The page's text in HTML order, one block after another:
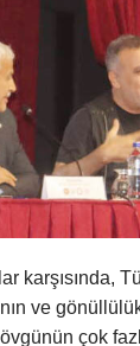
karşısında,
ve
çok